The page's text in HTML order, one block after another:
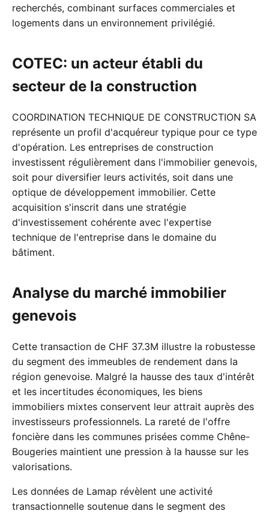
recherchés, combinant surfaces commerciales et
logements dans un environnement privilégié.
COTEC: un acteur établi du
secteur de la construction
COORDINATION TECHNIQUE DE CONSTRUCTION SA
représente un profil d'acquéreur typique pour ce type
d'opération. Les entreprises de construction
investissent régulièrement dans l'immobilier genevois,
soit pour diversifier leurs activités, soit dans une
optique de développement immobilier. Cette
acquisition s'inscrit dans une stratégie
d'investissement cohérente avec l'expertise
technique de l'entreprise dans le domaine du
bâtiment.
Analyse du marché immobilier
genevois
Cette transaction de CHF 37.3M illustre la robustesse
du segment des immeubles de rendement dans la
région genevoise. Malgré la hausse des taux d'intérêt
et les incertitudes économiques, les biens
immobiliers mixtes conservent leur attrait auprès des
investisseurs professionnels. La rareté de l'offre
foncière dans les communes prisées comme Chêne-
Bougeries maintient une pression à la hausse sur les
valorisations.
Les données de Lamap révèlent une activité
transactionnelle soutenue dans le segment des